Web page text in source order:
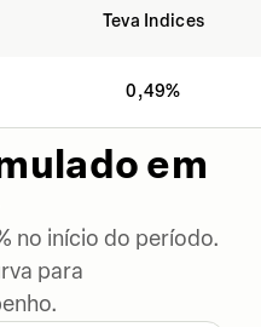
Teva Indices
0,49%
em
no início do período.
para